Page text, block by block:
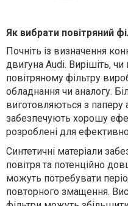
Як вибрати повітряний
Почніть із визначення
двигуна Audi. Вирішіть, чи
повітряному фільтру
обладнання чи аналогу.
виготовляються з
забезпечують хорошу
розроблені для
Синтетичні матеріали
повітря та потенційно
можуть потребувати
повторного змащення. В